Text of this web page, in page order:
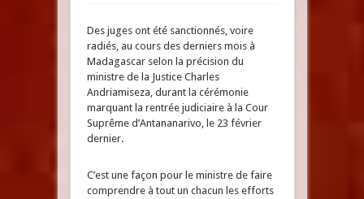
Des juges ont été sanctionnés, voire
radiés, au cours des derniers mois à
Madagascar selon la précision du
ministre de la Justice Charles
Andriamiseza, durant la cérémonie
marquant la rentrée judiciaire à la Cour
Suprême d’Antananarivo, le 23 février
dernier.
C’est une façon pour le ministre de faire
comprendre à tout un chacun les efforts